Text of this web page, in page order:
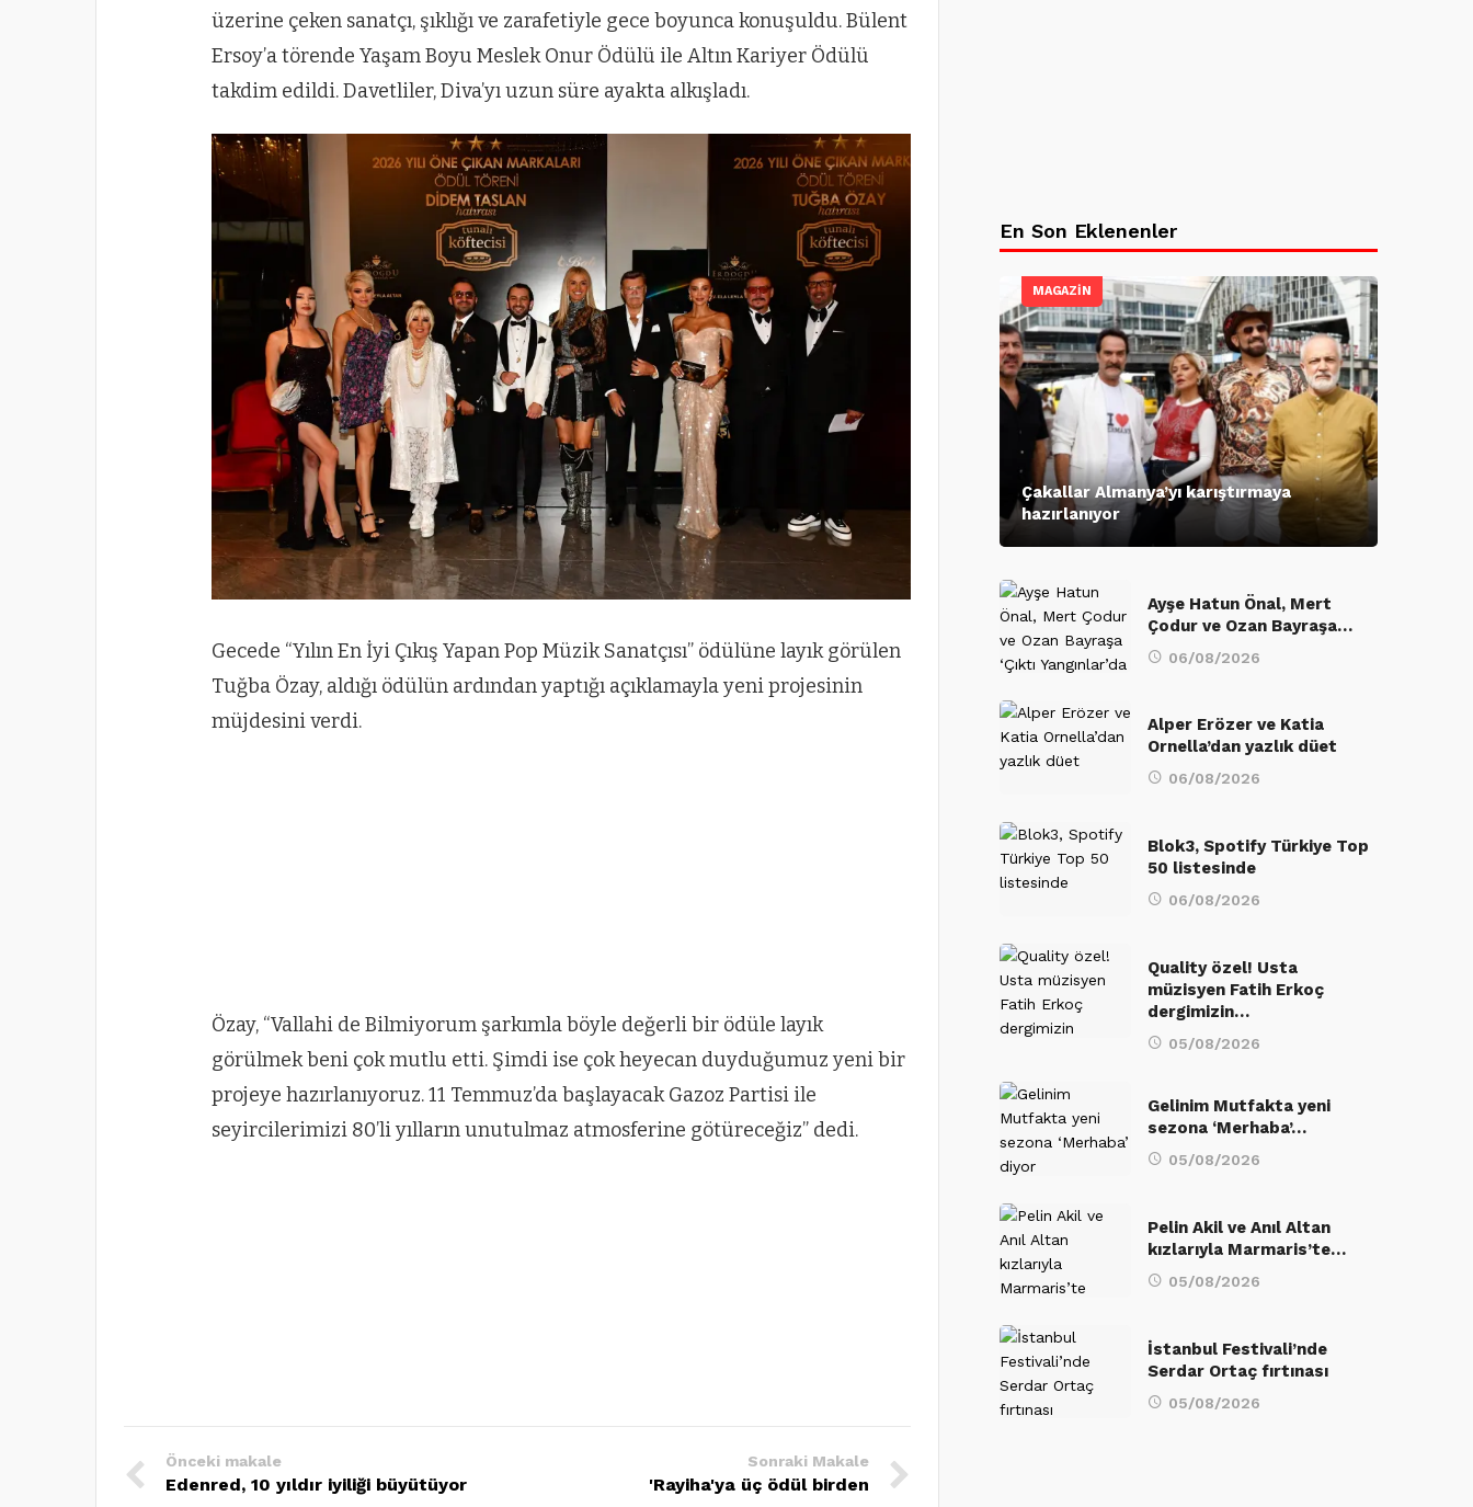
üzerine çeken sanatçı, şıklığı ve zarafetiyle gece boyunca konuşuldu. Bülent
Ersoy’a törende Yaşam Boyu Meslek Onur Ödülü ile Altın Kariyer Ödülü
takdim edildi. Davetliler, Diva’yı uzun süre ayakta alkışladı.
Gecede “Yılın En İyi Çıkış Yapan Pop Müzik Sanatçısı” ödülüne layık görülen
Tuğba Özay, aldığı ödülün ardından yaptığı açıklamayla yeni projesinin
müjdesini verdi.
Özay, “Vallahi de Bilmiyorum şarkımla böyle değerli bir ödüle layık
görülmek beni çok mutlu etti. Şimdi ise çok heyecan duyduğumuz yeni bir
projeye hazırlanıyoruz. 11 Temmuz’da başlayacak Gazoz Partisi ile
seyircilerimizi 80’li yılların unutulmaz atmosferine götüreceğiz” dedi.
Önceki makale
Edenred, 10 yıldır iyiliği büyütüyor
Sonraki Makale
'Rayiha'ya üç ödül birden
En Son Eklenenler
MAGAZİN
Çakallar Almanya’yı karıştırmaya
hazırlanıyor
Ayşe Hatun Önal, Mert
Çodur ve Ozan Bayraşa…
06/08/2026
Alper Erözer ve Katia
Ornella’dan yazlık düet
06/08/2026
Blok3, Spotify Türkiye Top
50 listesinde
06/08/2026
Quality özel! Usta
müzisyen Fatih Erkoç
dergimizin…
05/08/2026
Gelinim Mutfakta yeni
sezona ‘Merhaba’…
05/08/2026
Pelin Akil ve Anıl Altan
kızlarıyla Marmaris’te…
05/08/2026
İstanbul Festivali’nde
Serdar Ortaç fırtınası
05/08/2026